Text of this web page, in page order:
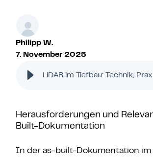
Philipp W.
7. November 2025
Herausforderungen und
Built-Dokumentation
In der as-built-Dokumentation im